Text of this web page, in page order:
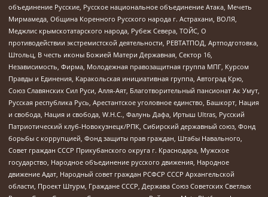
объединение Русские, Русское национальное объединение Атака, Мечеть
Мирмамеда, Община Коренного Русского народа г. Астрахани, ВОЛЯ,
Меджлис крымскотатарского народа, Рубеж Севера, ТОЙС, О
противодействии экстремистской деятельности, РЕВТАТПОД, Артподготовка,
Штольц, В честь иконы Божией Матери Державная, Сектор 16,
Независимость, Фирма, Молодежная правозащитная группа МПГ, Курсом
Правды и Единения, Каракольская инициативная группа, Автоград Крю,
Союз Славянских Сил Руси, Алля-Аят, Благотворительный пансионат Ак Умут,
Русская республика Русь, Арестантское уголовное единство, Башкорт, Нация
и свобода, Нация и свобода, W.H.С., Фалунь Дафа, Иртыш Ultras, Русский
Патриотический клуб-Новокузнецк/РПК, Сибирский державный союз, Фонд
борьбы с коррупцией, Фонд защиты прав граждан, Штабы Навального,
Совет граждан СССР Прикубанского округа г. Краснодара, Мужское
государство, Народное объединение русского движения, Народное
движение Адат, Народный совет граждан РСФСР СССР Архангельской
области, Проект Штурм, Граждане СССР, Держава Союз Советских Светлых